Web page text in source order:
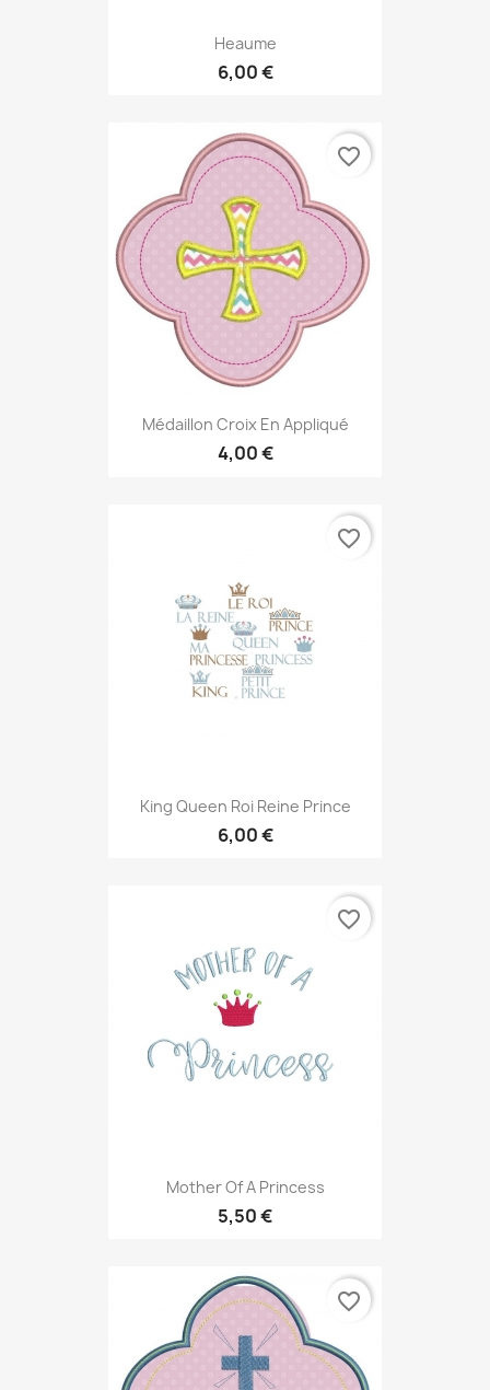
Heaume
6,00 €
Médaillon Croix En Appliqué
4,00 €
favorite_border
King Queen Roi Reine Prince
6,00 €
favorite_border
Mother Of A Princess
5,50 €
favorite_border
favorite_border